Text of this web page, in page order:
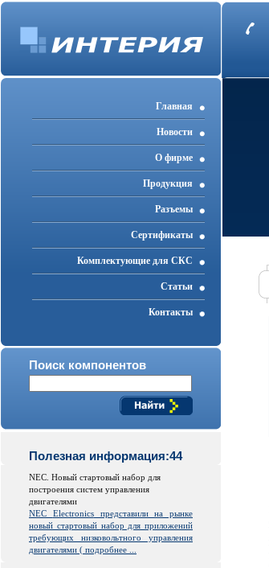
Главная
Новости
О фирме
Продукция
Разъемы
Cертификаты
Комплектующие для СКС
Статьи
Контакты
Поиск компонентов
Полезная информация:44
NEC. Новый стартовый набор для
построения систем управления
двигателями
NEC
Electronicsпредставили на рынке
новый стартовый набор для приложений
требующих низковольтного управления
двигателями ( подробнее ...